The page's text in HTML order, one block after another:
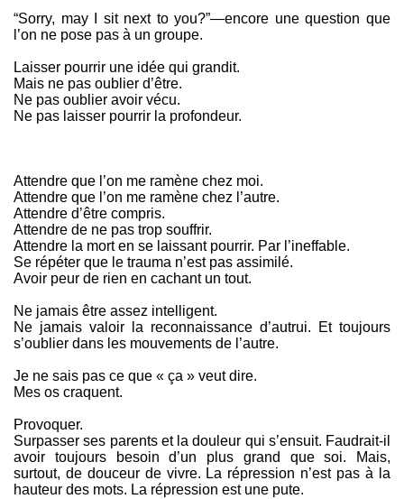
“Sorry, may I sit next to you?”—encore une question que
l’on ne pose pas à un groupe.
Laisser pourrir une idée qui grandit.
Mais ne pas oublier d’être.
Ne pas oublier avoir vécu.
Ne pas laisser pourrir la profondeur.
Attendre que l’on me ramène chez moi.
Attendre que l’on me ramène chez l’autre.
Attendre d’être compris.
Attendre de ne pas trop souffrir.
Attendre la mort en se laissant pourrir. Par l’ineffable.
Se répéter que le trauma n’est pas assimilé.
Avoir peur de rien en cachant un tout.
Ne jamais être assez intelligent.
Ne jamais valoir la reconnaissance d’autrui. Et toujours
s’oublier dans les mouvements de l’autre.
Je ne sais pas ce que « ça » veut dire.
Mes os craquent.
Provoquer.
Surpasser ses parents et la douleur qui s’ensuit. Faudrait-il
avoir toujours besoin d’un plus grand que soi. Mais,
surtout, de douceur de vivre. La répression n’est pas à la
hauteur des mots. La répression est une pute.